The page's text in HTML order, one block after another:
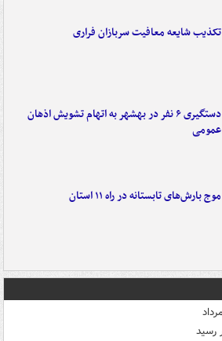
تکذیب شایعه معافیت سربازان فراری
دستگیری ۶ نفر در بهشهر به اتهام تشویش اذهان
عمومی
موج بارش‌های تابستانه در راه ۱۱ استان